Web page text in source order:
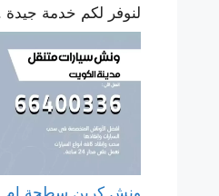
لنوفر لكم خدمة جيدة
ونش كرين سطحة ام